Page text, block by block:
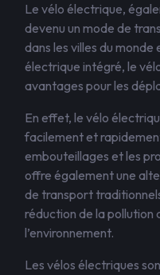
Le vélo électrique,
devenu un mode de
dans les villes du
électrique intégré, le
avantages pour les
En effet, le vélo
facilement et
embouteillages et les
offre également une
de transport
réduction de la pollution
l’environnement.
Les vélos électriques